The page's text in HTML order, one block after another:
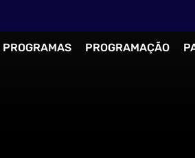
PROGRAMAS PROGRAMAÇÃO